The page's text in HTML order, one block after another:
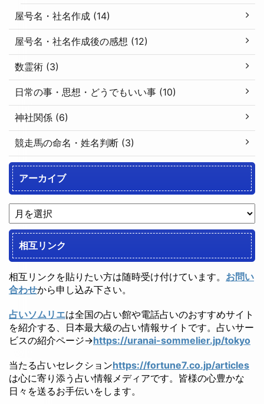
屋号名・社名作成 (14)
屋号名・社名作成後の感想 (12)
数霊術 (3)
日常の事・思想・どうでもいい事 (10)
神社関係 (6)
競走馬の命名・姓名判断 (3)
アーカイブ
相互リンク
相互リンクを貼りたい方は随時受け付けています。 お問い
合わせから申し込み下さい。
占いソムリエは全国の占い館や電話占いのおすすめサイト
を紹介する、日本最大級の占い情報サイトです。占いサー
ビスの紹介ページ→https://uranai-sommelier.jp/tokyo
当たる占いセレクションhttps://fortune7.co.jp/articles
は心に寄り添う占い情報メディアです。皆様の心豊かな
日々を送るお手伝いをします。